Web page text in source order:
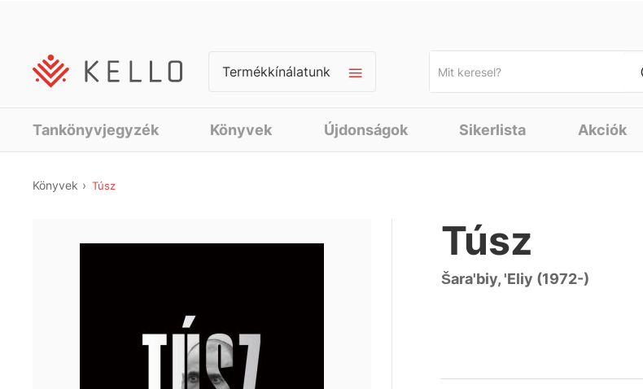
Termékkínálatunk
Tankönyvjegyzék Könyvek Újdonságok Sikerlista Akciók
Könyvek Túsz
Túsz
Šara'biy, 'Eliy (1972-)